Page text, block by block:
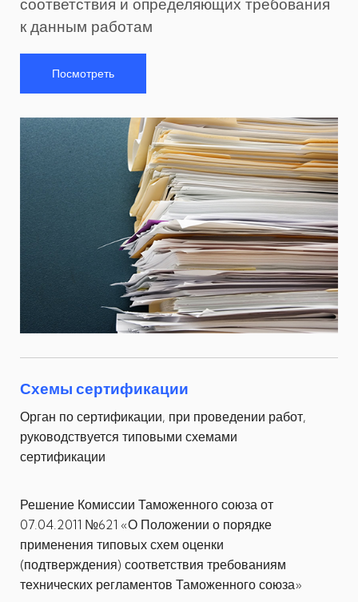
соответствия и определяющих требования
к данным работам
Посмотреть
Схемы сертификации
Орган по сертификации, при проведении работ,
руководствуется типовыми схемами
сертификации
Решение Комиссии Таможенного союза от
07.04.2011 №621 «О Положении о порядке
применения типовых схем оценки
(подтверждения) соответствия требованиям
технических регламентов Таможенного союза»